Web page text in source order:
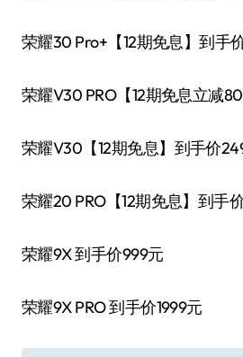
荣耀30 Pro+【12期免息】到手
荣耀V30 PRO【12期免息立减
荣耀V30【12期免息】到手价
荣耀20 PRO【12期免息】到手
荣耀9X 到手价999元
荣耀9X PRO 到手价1999元